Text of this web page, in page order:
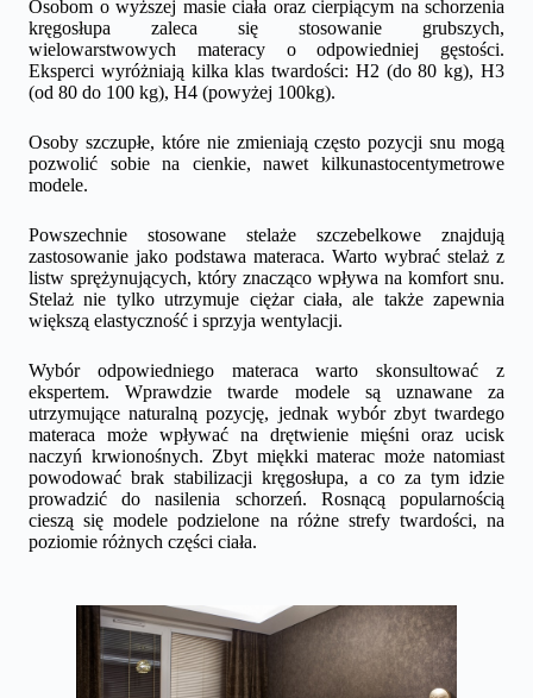
Osobom o wyższej masie ciała oraz cierpiącym na schorzenia
kręgosłupa zaleca się stosowanie grubszych,
wielowarstwowych materacy o odpowiedniej gęstości.
Eksperci wyróżniają kilka klas twardości: H2 (do 80 kg), H3
(od 80 do 100 kg), H4 (powyżej 100kg).
Osoby szczupłe, które nie zmieniają często pozycji snu mogą
pozwolić sobie na cienkie, nawet kilkunastocentymetrowe
modele.
Powszechnie stosowane stelaże szczebelkowe znajdują
zastosowanie jako podstawa materaca. Warto wybrać stelaż z
listw sprężynujących, który znacząco wpływa na komfort snu.
Stelaż nie tylko utrzymuje ciężar ciała, ale także zapewnia
większą elastyczność i sprzyja wentylacji.
Wybór odpowiedniego materaca warto skonsultować z
ekspertem. Wprawdzie twarde modele są uznawane za
utrzymujące naturalną pozycję, jednak wybór zbyt twardego
materaca może wpływać na drętwienie mięśni oraz ucisk
naczyń krwionośnych. Zbyt miękki materac może natomiast
powodować brak stabilizacji kręgosłupa, a co za tym idzie
prowadzić do nasilenia schorzeń. Rosnącą popularnością
cieszą się modele podzielone na różne strefy twardości, na
poziomie różnych części ciała.